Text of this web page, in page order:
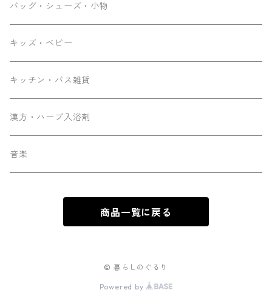
バッグ・シューズ・小物
キッズ・ベビー
キッチン・バス雑貨
漢方・ハーブ入浴剤
音楽
商品一覧に戻る
© 暮らしのぐるり
Powered by